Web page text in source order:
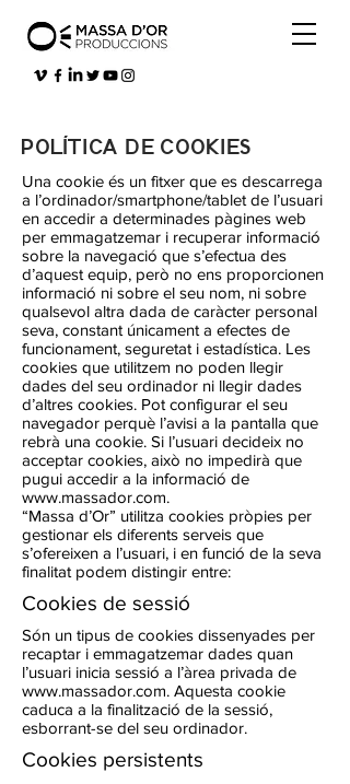
POLÍTICA DE COOKIES
Una cookie és un fitxer que es descarrega
a l’ordinador/smartphone/tablet de l’usuari
en accedir a determinades pàgines web
per emmagatzemar i recuperar informació
sobre la navegació que s’efectua des
d’aquest equip, però no ens proporcionen
informació ni sobre el seu nom, ni sobre
qualsevol altra dada de caràcter personal
seva, constant únicament a efectes de
funcionament, seguretat i estadística. Les
cookies que utilitzem no poden llegir
dades del seu ordinador ni llegir dades
d’altres cookies. Pot configurar el seu
navegador perquè l’avisi a la pantalla que
rebrà una cookie. Si l’usuari decideix no
acceptar cookies, això no impedirà que
pugui accedir a la informació de
www.massador.com.
“Massa d’Or” utilitza cookies pròpies per
gestionar els diferents serveis que
s’ofereixen a l’usuari, i en funció de la seva
finalitat podem distingir entre:
Cookies de sessió
Són un tipus de cookies dissenyades per
recaptar i emmagatzemar dades quan
l’usuari inicia sessió a l’àrea privada de
www.massador.com. Aquesta cookie
caduca a la finalització de la sessió,
esborrant-se del seu ordinador.
Cookies persistents